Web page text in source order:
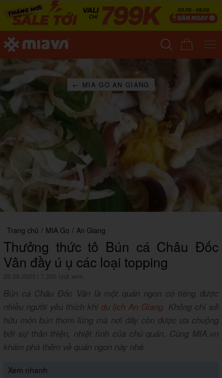
← MIA GO AN GIANG
Trang chủ / MIA Go / An Giang
Thưởng thức tô Bún cá Châu Đốc
Vân đầy ú ụ các loại topping
28.09.2023 7,200 lượt xem
Bún cá Châu Đốc Vân là một quán ngon có tiếng được
nhiều người yêu thích khi du lịch An Giang. Không chỉ sở
hữu món bún thơm lừng mà nơi đây còn được ưa chuộng
bởi sự thân thiện, nhiệt tình của chủ quán. Cùng MIA.vn
khám phá thêm về quán ngon này nhé.
Xem nhanh